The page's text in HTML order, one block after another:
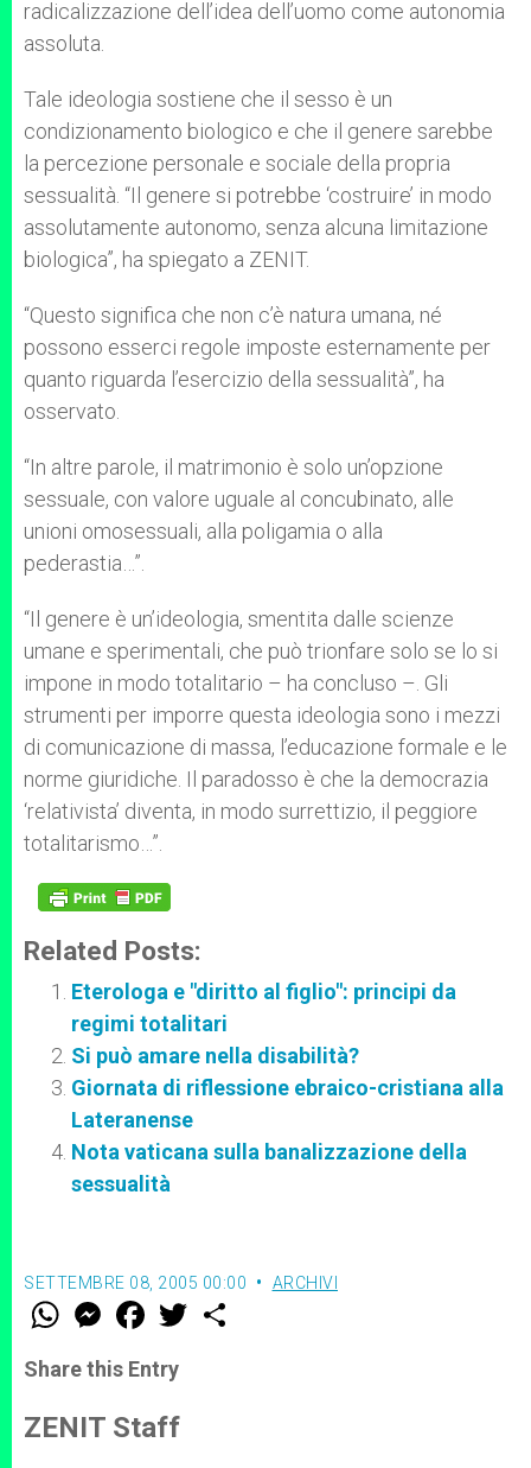
radicalizzazione dell’idea dell’uomo come autonomia
assoluta.
Tale ideologia sostiene che il sesso è un
condizionamento biologico e che il genere sarebbe
la percezione personale e sociale della propria
sessualità. “Il genere si potrebbe ‘costruire’ in modo
assolutamente autonomo, senza alcuna limitazione
biologica”, ha spiegato a ZENIT.
“Questo significa che non c’è natura umana, né
possono esserci regole imposte esternamente per
quanto riguarda l’esercizio della sessualità”, ha
osservato.
“In altre parole, il matrimonio è solo un’opzione
sessuale, con valore uguale al concubinato, alle
unioni omosessuali, alla poligamia o alla
pederastia…”.
“Il genere è un’ideologia, smentita dalle scienze
umane e sperimentali, che può trionfare solo se lo si
impone in modo totalitario – ha concluso –. Gli
strumenti per imporre questa ideologia sono i mezzi
di comunicazione di massa, l’educazione formale e le
norme giuridiche. Il paradosso è che la democrazia
‘relativista’ diventa, in modo surrettizio, il peggiore
totalitarismo…”.
Related Posts:
Eterologa e "diritto al figlio": principi da
regimi totalitari
Si può amare nella disabilità?
Giornata di riflessione ebraico-cristiana alla
Lateranense
Nota vaticana sulla banalizzazione della
sessualità
SETTEMBRE 08, 2005 00:00 ARCHIVI
W
t
s
p
p
M
e
s
e
g
e
F
a
e
b
o
k
w
Share this Entry
ZENIT Staff